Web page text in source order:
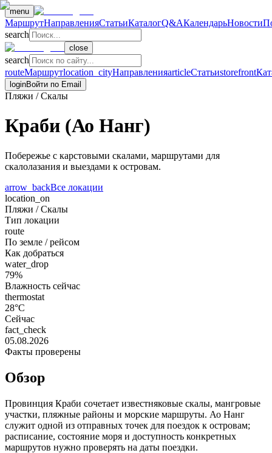
menu
МаршрутНаправленияСтатьиКаталогQ&AКалендарьНовости
search
close
search
routeМаршрутlocation_cityНаправленияarticleСтатьиstorefront
loginВойти по Email
Пляжи / Скалы
Краби (Ао Нанг)
Побережье с карстовыми скалами, маршрутами для
скалолазания и выездами к островам.
arrow_backВсе локации
location_on
Пляжи / Скалы
Тип локации
route
По земле / рейсом
Как добраться
water_drop
79%
Влажность сейчас
thermostat
28°C
Сейчас
fact_check
05.08.2026
Факты проверены
Обзор
Провинция Краби сочетает известняковые скалы, мангровые
участки, пляжные районы и морские маршруты. Ао Нанг
служит одной из отправных точек для поездок к островам;
расписание, состояние моря и доступность конкретных
маршрутов нужно проверять на даты поездки.